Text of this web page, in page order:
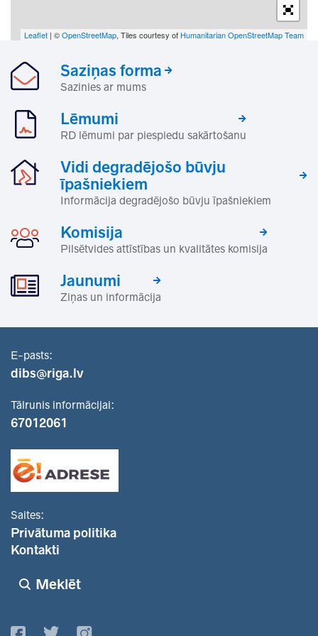
Leaflet | ©OpenStreetMap, Tiles courtesy of Humanitarian OpenStreetMap Team
Saziņas forma
Sazinies ar mums
Lēmumi
RD lēmumi par piespiedu sakārtošanu
Vidi degradējošo būvju
īpašniekiem
Informācija degradējošo būvju īpašniekiem
Komisija
Pilsētvides attīstības un kvalitātes komisija
Jaunumi
Ziņas un informācija
E-pasts:
dibs@riga.lv
Tālrunis informācijai:
67012061
Saites:
Privātuma politika
Kontakti
Meklēt